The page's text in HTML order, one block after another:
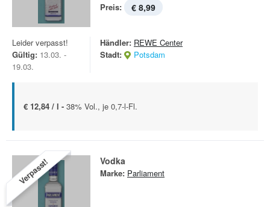
Preis: € 8,99
Leider verpasst!
Gültig: 13.03. -
19.03.
Händler: REWE Center
Stadt:
Potsdam
€ 12,84 / l - 38% Vol., je 0,7-l-Fl.
Verpasst! Vodka
Marke: Parliament